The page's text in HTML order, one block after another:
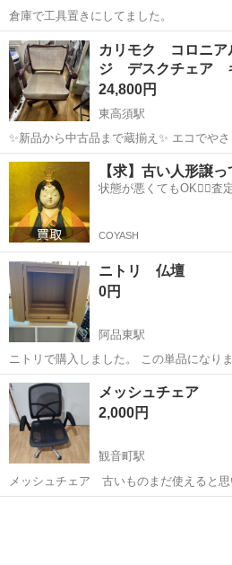
倉庫で工具置きにしてました。
広島 広島市 伴中央駅 オフィ
カリモク コロニ
ジ デスクチェア
24,800円
東高須駅
✨新品から中古品まで蔵揃え✨ エコでや
新蔵です🍀 商品のご購入を希望の方や検討される方は ご連絡の方よろ
しくお願い致します🙇 積み込み等の車を停めれるスペースはあります
🚗 積み込みのお手伝いも可...
広島 広島市 東高須駅 オフィ
【求】古い人形譲
状態が悪くてもOK🙆‍♀️査
COYASH
ニトリ 仏壇
0円
阿品東駅
ニトリで購入しました。 この単品になり
方で、よろしくお願いします(^^)
広島 廿日市市
メッシュチェア
2,000円
観音町駅
メッシュチェア 古いものまだ使えると思